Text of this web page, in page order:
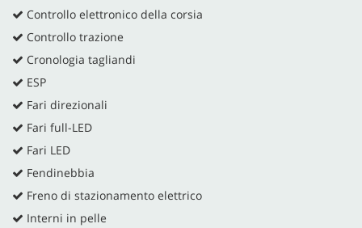
Controllo elettronico della corsia
Controllo trazione
Cronologia tagliandi
ESP
Fari direzionali
Fari full-LED
Fari LED
Fendinebbia
Freno di stazionamento elettrico
Interni in pelle